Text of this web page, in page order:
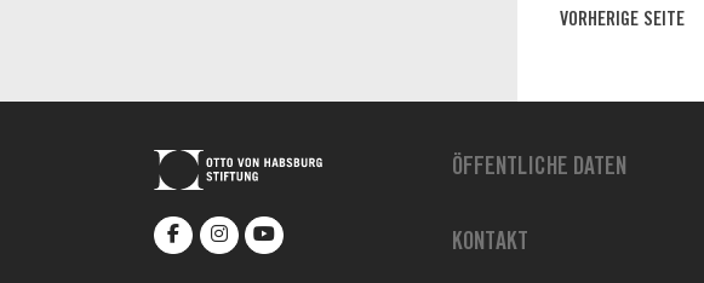
VORHERIGE SEITE
ÖFFENTLICHE DATEN
KONTAKT